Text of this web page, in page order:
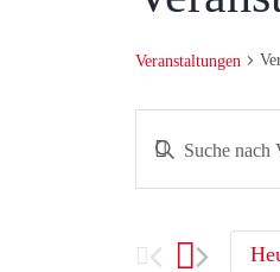
Veranstaltungen
Suche
Bitte
Suche